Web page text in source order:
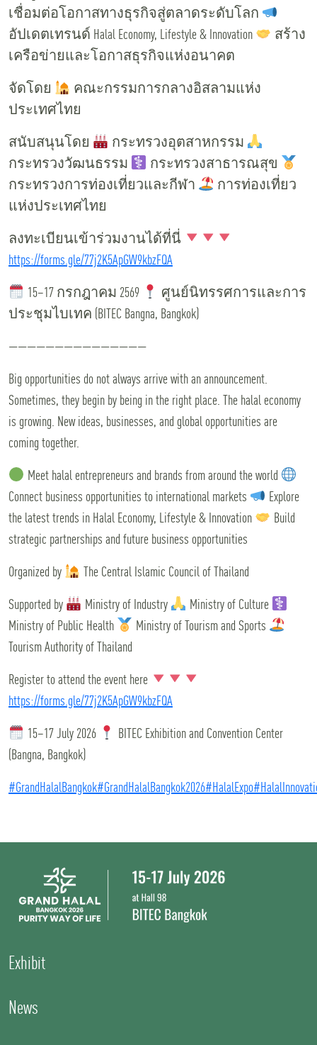
เชื่อมต่อโอกาสทางธุรกิจสู่ตลาดระดับโลก
อัปเดตเทรนด์ Halal Economy, Lifestyle & Innovation
สร้าง
เครือข่ายและโอกาสธุรกิจแห่งอนาคต
จัดโดย
คณะกรรมการกลางอิสลามแห่ง
ประเทศไทย
สนับสนุนโดย
กระทรวงอุตสาหกรรม
กระทรวงวัฒนธรรม
กระทรวงสาธารณสุข
กระทรวงการท่องเที่ยวและกีฬา
การท่องเที่ยว
แห่งประเทศไทย
ลงทะเบียนเข้าร่วมงานได้ที่นี่
https://forms.gle/77j2K5ApGW9kbzFQA
15–17 กรกฎาคม 2569
ศูนย์นิทรรศการและการ
ประชุมไบเทค (BITEC Bangna, Bangkok)
———————————————
Big opportunities do not always arrive with an announcement.
Sometimes, they begin by being in the right place. The halal economy
is growing. New ideas, businesses, and global opportunities are
coming together.
Meet halal entrepreneurs and brands from around the world
Connect business opportunities to international markets
Explore
the latest trends in Halal Economy, Lifestyle & Innovation
Build
strategic partnerships and future business opportunities
Organized by
The Central Islamic Council of Thailand
Supported by
Ministry of Industry
Ministry of Culture
Ministry of Public Health
Ministry of Tourism and Sports
Tourism Authority of Thailand
Register to attend the event here
https://forms.gle/77j2K5ApGW9kbzFQA
15–17 July 2026
BITEC Exhibition and Convention Center
(Bangna, Bangkok)
#GrandHalalBangkok#GrandHalalBangkok2026#HalalExpo
Exhibit
News